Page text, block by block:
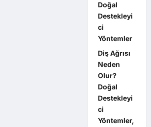
Doğal
Destekleyi
ci
Yöntemler
Diş Ağrısı
Neden
Olur?
Doğal
Destekleyi
ci
Yöntemler,